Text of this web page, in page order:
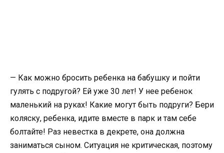
— Как можно бросить ребенка на бабушку и пойти
гулять с подругой? Ей уже 30 лет! У нее ребенок
маленький на руках! Какие могут быть подруги? Бери
коляску, ребенка, идите вместе в парк и там себе
болтайте! Раз невестка в декрете, она должна
заниматься сыном. Ситуация не критическая, поэтому